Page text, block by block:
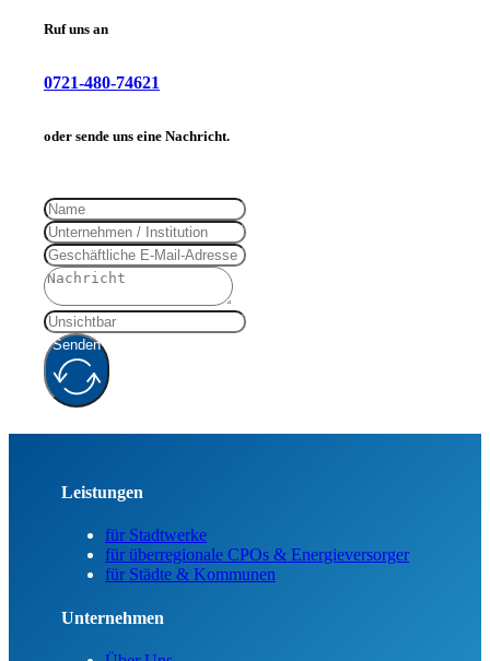
Ruf uns an
0721-480-74621
oder sende uns eine Nachricht.
Senden
Leistungen
für Stadtwerke
für überregionale CPOs & Energieversorger
für Städte & Kommunen
Unternehmen